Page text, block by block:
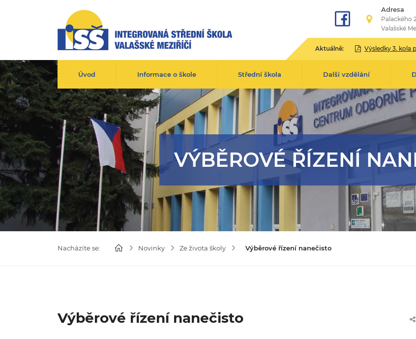
Adresa
Palackého
Valašské
Aktuálně: Výsledky 3. kola přijímacího řízení
Úvod Informace o škole Střední škola Další vzdělání
VÝBĚROVÉ ŘÍZENÍ
Nacházíte se: Novinky Ze života školy Výběrové řízení nanečisto
Výběrové řízení nanečisto